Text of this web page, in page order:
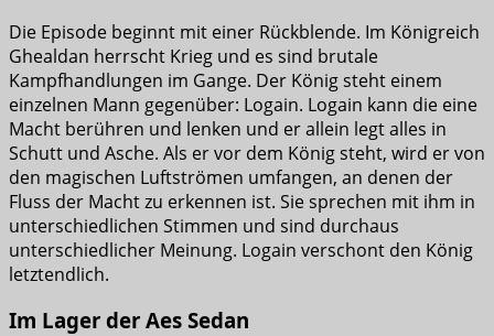
Die Episode beginnt mit einer Rückblende. Im Königreich
Ghealdan herrscht Krieg und es sind brutale
Kampfhandlungen im Gange. Der König steht einem
einzelnen Mann gegenüber: Logain. Logain kann die eine
Macht berühren und lenken und er allein legt alles in
Schutt und Asche. Als er vor dem König steht, wird er von
den magischen Luftströmen umfangen, an denen der
Fluss der Macht zu erkennen ist. Sie sprechen mit ihm in
unterschiedlichen Stimmen und sind durchaus
unterschiedlicher Meinung. Logain verschont den König
letztendlich.
Im Lager der Aes Sedan